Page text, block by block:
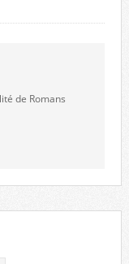
de Romans